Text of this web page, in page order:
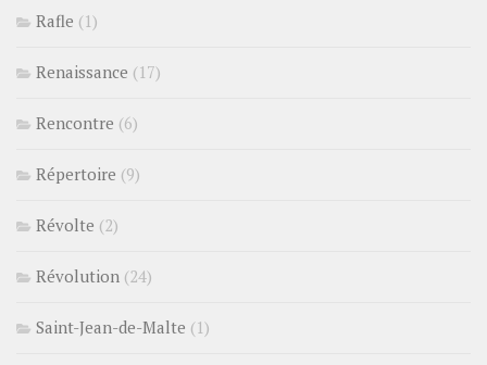
Rafle (1)
Renaissance (17)
Rencontre (6)
Répertoire (9)
Révolte (2)
Révolution (24)
Saint-Jean-de-Malte (1)